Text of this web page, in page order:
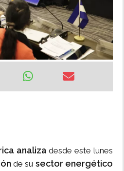
analiza desde este lunes
de su sector energético